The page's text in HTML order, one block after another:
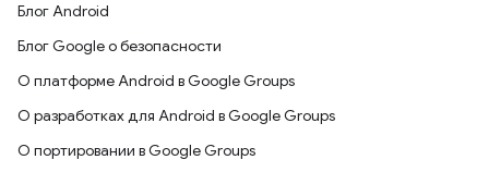
Блог Android
Блог Google о безопасности
О платформе Android в Google Groups
О разработках для Android в Google Groups
О портировании в Google Groups